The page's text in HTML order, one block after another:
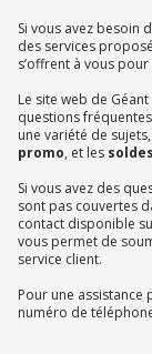
Si vous avez besoin
des services
s’offrent à vous
Le site web de
questions
une variété de
promo, et les soldes
Si vous avez des
sont pas couvertes
contact disponible
vous permet de
service client.
Pour une
numéro de